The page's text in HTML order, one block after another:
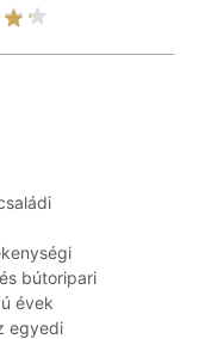
bútoripari
évek
egyedi